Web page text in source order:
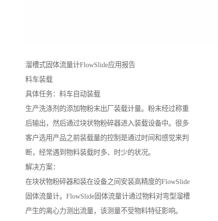
溜槽式固体流量计FlowSlide应用报告
料车装载
具体任务：料车自动装载
生产洗涤剂的添加物粉末出厂装载计量。粉末经过称重
后输出，然后通过块状物粉碎器进入装载设备中。很多
客户选用产品之前装载量的控制是通过时间和感觉来判
断，经常遇到物料装载时多、时少的状况。
解决方案：
在块状物粉碎器和装在设备之间安装高精度的FlowSlide
固体流量计。FlowSlide固体流量计通过物料对弯型溜槽
产生的离心力测出流量，该测量不受物料特征影响。